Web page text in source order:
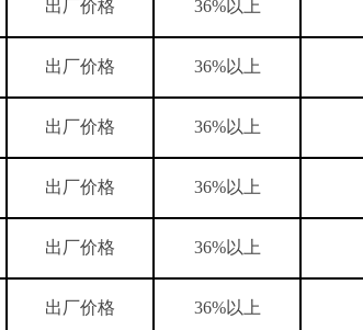
出厂价格 36%以上
出厂价格 36%以上
出厂价格 36%以上
出厂价格 36%以上
出厂价格 36%以上
出厂价格 36%以上